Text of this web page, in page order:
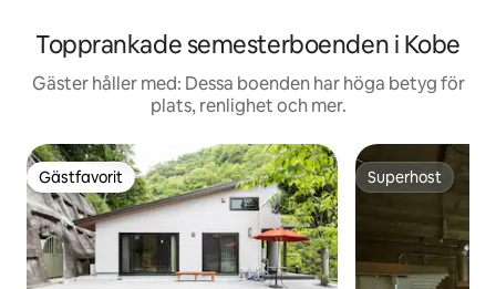
Topprankade semesterboenden i Kobe
Gäster håller med: Dessa boenden har höga betyg för
plats, renlighet och mer.
Gästfavorit
Gästfavorit Superhost
Superhost